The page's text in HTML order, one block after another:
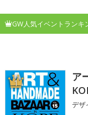
GW人気イベントランキ
1
ア
デザ